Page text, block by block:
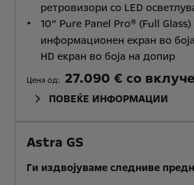
ретровизори со LED
10” Pure Panel Pro® (Full Glass)
информационен екран во
HD екран во боја на допир
Цена од: 27.090 € со
ПОВЕЌЕ ИНФОРМАЦИИ
Astra GS
Ги издвојуваме следниве